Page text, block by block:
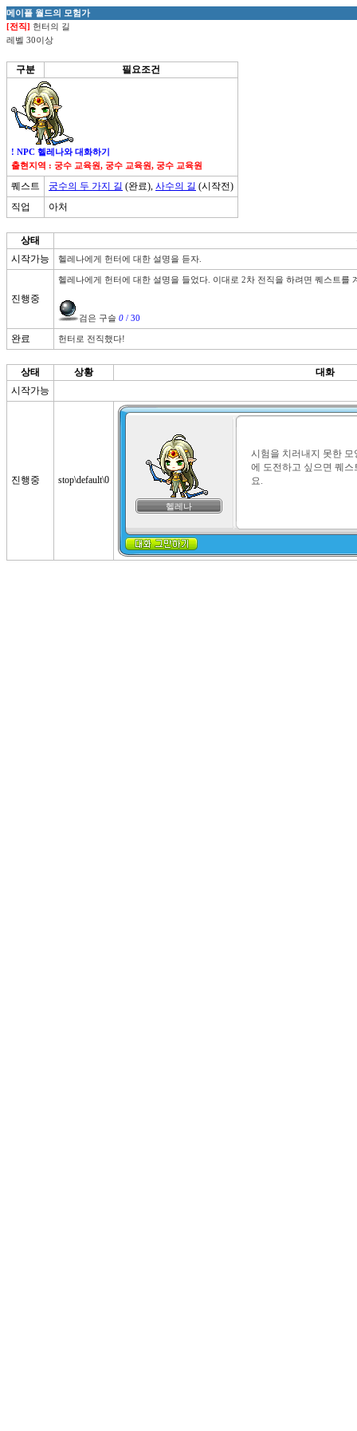
메이플 월드의 모험가
[전직] 헌터의 길
레벨 30이상
구분 필요조건
! NPC 헬레나와 대화하기
출현지역 : 궁수 교육원, 궁수 교육원, 궁수 교육원
퀘스트 궁수의 두 가지 길 (완료), 사수의 길 (시작전)
직업
아처
상태
시작가능
헬레나에게 헌터에 대한 설명을 듣자.
진행중
헬레나에게 헌터에 대한 설명을 들었다. 이대로 2차 전직을 하려면 퀘스트
검은 구슬 0 / 30
완료 헌터로 전직했다!
상태 상황
대화
시작가능
진행중 stop\default\0
헬레나
시험을 치러내지 못한
에 도전하고 싶으면 퀘
요.